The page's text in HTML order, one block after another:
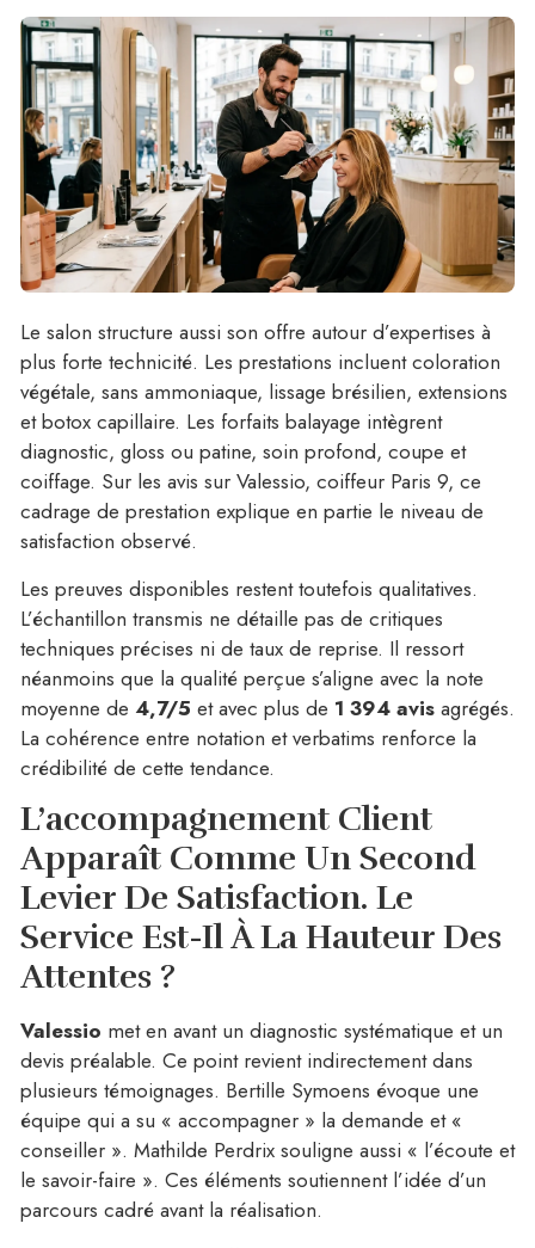
Le salon structure aussi son offre autour d’expertises à
plus forte technicité. Les prestations incluent coloration
végétale, sans ammoniaque, lissage brésilien, extensions
et botox capillaire. Les forfaits balayage intègrent
diagnostic, gloss ou patine, soin profond, coupe et
coiffage. Sur les avis sur Valessio, coiffeur Paris 9, ce
cadrage de prestation explique en partie le niveau de
satisfaction observé.
Les preuves disponibles restent toutefois qualitatives.
L’échantillon transmis ne détaille pas de critiques
techniques précises ni de taux de reprise. Il ressort
néanmoins que la qualité perçue s’aligne avec la note
moyenne de 4,7/5 et avec plus de 1 394 avis agrégés.
La cohérence entre notation et verbatims renforce la
crédibilité de cette tendance.
L’accompagnement Client
Apparaît Comme Un Second
Levier De Satisfaction. Le
Service Est-Il À La Hauteur Des
Attentes ?
Valessio met en avant un diagnostic systématique et un
devis préalable. Ce point revient indirectement dans
plusieurs témoignages. Bertille Symoens évoque une
équipe qui a su « accompagner » la demande et «
conseiller ». Mathilde Perdrix souligne aussi « l’écoute et
le savoir-faire ». Ces éléments soutiennent l’idée d’un
parcours cadré avant la réalisation.